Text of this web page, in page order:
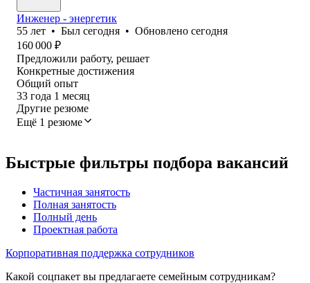
Инженер - энергетик
55 лет • Был сегодня • Обновлено сегодня
160 000 ₽
Предложили работу, решает
Конкретные достижения
Общий опыт
33 года 1 месяц
Другие резюме
Ещё 1 резюме
Быстрые фильтры подбора вакансий
Частичная занятость
Полная занятость
Полный день
Проектная работа
Корпоративная поддержка сотрудников
Какой соцпакет вы предлагаете семейным сотрудникам?